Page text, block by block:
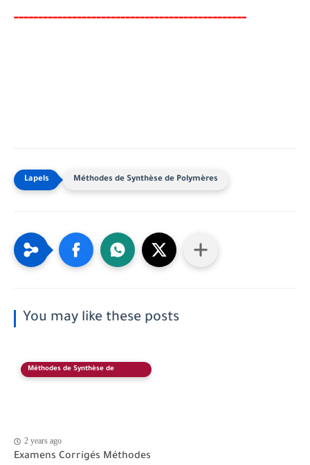
------------------------------------------------
Méthodes de Synthèse de Polymères
You may like these posts
Méthodes de Synthèse de
2 years ago
Examens Corrigés Méthodes